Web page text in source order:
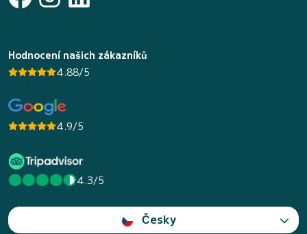
Hodnocení našich zákazníků
4.88/5
4.9/5
4.3/5
Česky